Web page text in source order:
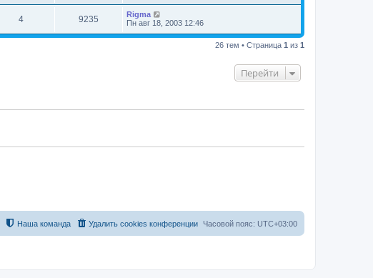
4 9235
Rigma
Пн авг 18, 2003 12:46
26 тем • Страница 1 из 1
Перейти
Часовой пояс: UTC+03:00
Удалить cookies конференции
Наша команда